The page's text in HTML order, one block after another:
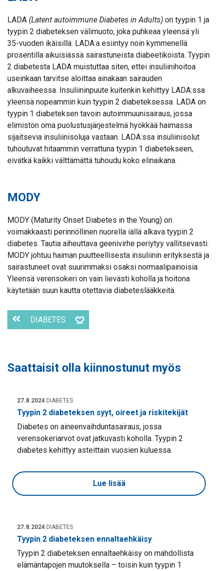
LADA (Latent autoimmune Diabetes in Adults) on tyypin 1 ja
tyypin 2 diabeteksen välimuoto, joka puhkeaa yleensä yli
35-vuoden ikäisillä. LADA:a esiintyy noin kymmenellä
prosentilla aikuisiässä sairastuneista diabeetikoista. Tyypin
2 diabetesta LADA muistuttaa siten, ettei insuliinihoitoa
useinkaan tarvitse aloittaa ainakaan sairauden
alkuvaiheessa. Insuliininpuute kuitenkin kehittyy LADA:ssa
yleensä nopeammin kuin tyypin 2 diabeteksessa. LADA on
tyypin 1 diabeteksen tavoin autoimmuunisairaus, jossa
elimistön oma puolustusjärjestelmä hyökkää haimassa
sijaitsevia insuliinisoluja vastaan. LADA:ssa insuliinisolut
tuhoutuvat hitaammin verrattuna tyypin 1 diabetekseen,
eivätkä kaikki välttämättä tuhoudu koko elinaikana.
MODY
MODY (Maturity Onset Diabetes in the Young) on
voimakkaasti perinnöllinen nuorella iällä alkava tyypin 2
diabetes. Tautia aiheuttava geenivirhe periytyy vallitsevasti.
MODY johtuu haiman puutteellisesta insuliinin erityksestä ja
sairastuneet ovat suurimmaksi osaksi normaalipainoisia.
Yleensä verensokeri on vain lievästi koholla ja hoitona
käytetään suun kautta otettavia diabeteslääkkeitä.
DIABETES
Saattaisit olla kiinnostunut myös
27.8.2024 DIABETES
Tyypin 2 diabeteksen syyt, oireet ja riskitekijät
Diabetes on aineenvaihduntasairaus, jossa
verensokeriarvot ovat jatkuvasti koholla. Tyypin 2
diabetes kehittyy asteittain vuosien kuluessa.
Lue lisää
27.8.2024 DIABETES
Tyypin 2 diabeteksen ennaltaehkäisy
Tyypin 2 diabeteksen ennaltaehkäisy on mahdollista
elämäntapojen muutoksella – toisin kuin tyypin 1